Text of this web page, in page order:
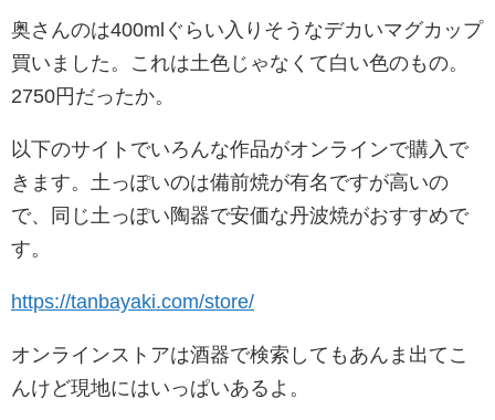
奥さんのは400mlぐらい入りそうなデカいマグカップ
買いました。これは土色じゃなくて白い色のもの。
2750円だったか。
以下のサイトでいろんな作品がオンラインで購入で
きます。土っぽいのは備前焼が有名ですが高いの
で、同じ土っぽい陶器で安価な丹波焼がおすすめで
す。
https://tanbayaki.com/store/
オンラインストアは酒器で検索してもあんま出てこ
んけど現地にはいっぱいあるよ。